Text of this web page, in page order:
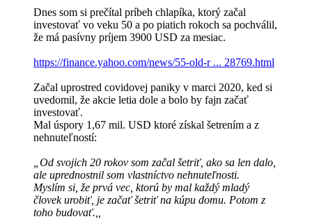
Dnes som si prečítal príbeh chlapíka, ktorý začal
investovať vo veku 50 a po piatich rokoch sa pochválil,
že má pasívny príjem 3900 USD za mesiac.
https://finance.yahoo.com/news/55-old-r ... 28769.html
Začal uprostred covidovej paniky v marci 2020, ked si
uvedomil, že akcie letia dole a bolo by fajn začať
investovať.
Mal úspory 1,67 mil. USD ktoré získal šetrením a z
nehnuteľností:
„Od svojich 20 rokov som začal šetriť, ako sa len dalo,
ale uprednostnil som vlastníctvo nehnuteľnosti.
Myslím si, že prvá vec, ktorú by mal každý mladý
človek urobiť, je začať šetriť na kúpu domu. Potom z
toho budovať.,,